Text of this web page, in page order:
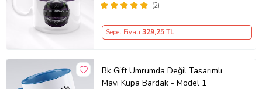
(2)
Sepet Fiyatı 329,25 TL
Bk Gift Umrumda Değil Tasarımlı
Mavi Kupa Bardak - Model 1